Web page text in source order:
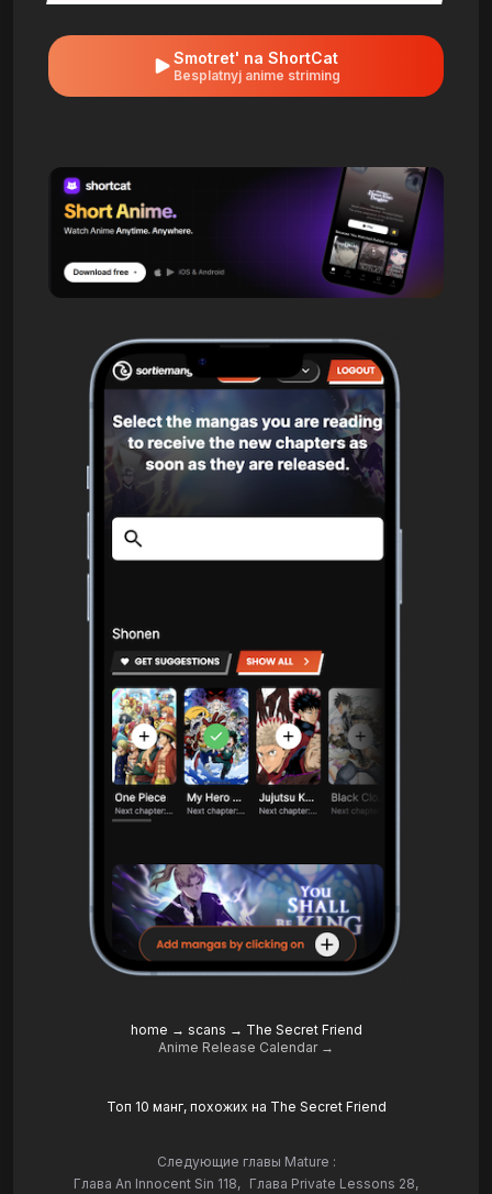
Smotret' na ShortCat
Besplatnyj anime striming
home → scans → The Secret Friend
Anime Release Calendar →
Топ 10 манг, похожих на The Secret Friend
Следующие главы Mature :
Глава An Innocent Sin 118, Глава Private Lessons 28,